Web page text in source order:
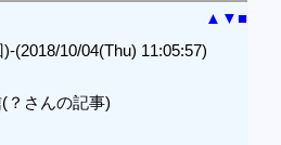
▲ ▼■
(2018/10/04(Thu) 11:05:57)
？さんの記事)